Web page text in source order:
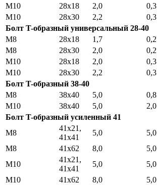
М10
28х18 2,0 0,3
М10
28х30 2,2 0,3
Болт T-образный универсальный 28-40
М8
28х18 1,7 0,2
М8
28х30 2,0 0,2
М10
28х18 2,0 0,3
М10
28х30 2,2 0,3
Болт T-образный 38-40
М8
38х40 5,0 0,8
М10
38х40 5,0 2,0
Болт T-образный усиленный 41
М8
41x21,
41x41
5,0 5,0
М8
41x62 8,0 5,0
М10
41x21,
41x41
5,0 5,0
M10
41x62 8,0 5,0